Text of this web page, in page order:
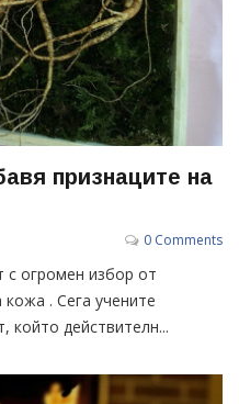
признаците на
0 Comments
с огромен избор от
. Сега учените
който действителн...